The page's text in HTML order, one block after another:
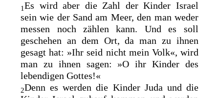
1Es wird aber die Zahl der Kinder Israel
seinwie der Sand am Meer, den man weder
messen noch zählen kann. Und es soll
geschehen an dem Ort, da man zu ihnen
gesagt hat: »Ihr seid nicht mein Volk«, wird
man zu ihnen sagen: »O ihr Kinder des
lebendigen Gottes!«
2Denn es werden die Kinder Juda und die